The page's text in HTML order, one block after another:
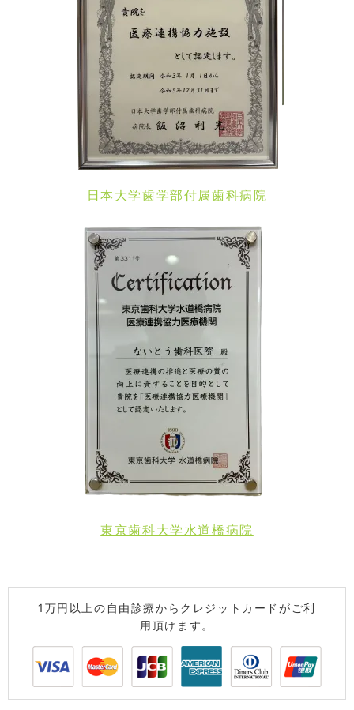
日本大学歯学部付属歯科病院
東京歯科大学水道橋病院
1万円以上の自由診療からクレジットカードがご利
用頂けます。